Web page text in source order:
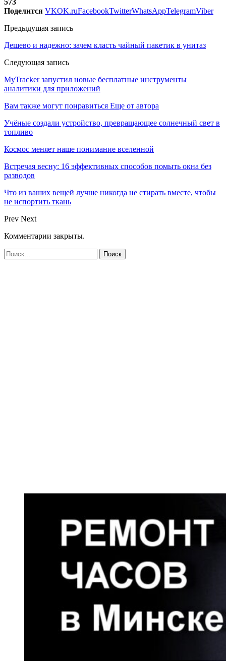
573
Поделится VKOK.ruFacebookTwitterWhatsAppTelegramViber
Предыдущая запись
Дешево и надежно: зачем класть чайный пакетик в унитаз
Следующая запись
MyTracker запустил новые бесплатные инструменты
аналитики для приложений
Вам также могут понравиться Еще от автора
Учёные создали устройство, превращающее солнечный свет в
топливо
Космос меняет наше понимание вселенной
Встречая весну: 16 эффективных способов помыть окна без
разводов
Что из ваших вещей лучше никогда не стирать вместе, чтобы
не испортить ткань
Prev Next
Комментарии закрыты.